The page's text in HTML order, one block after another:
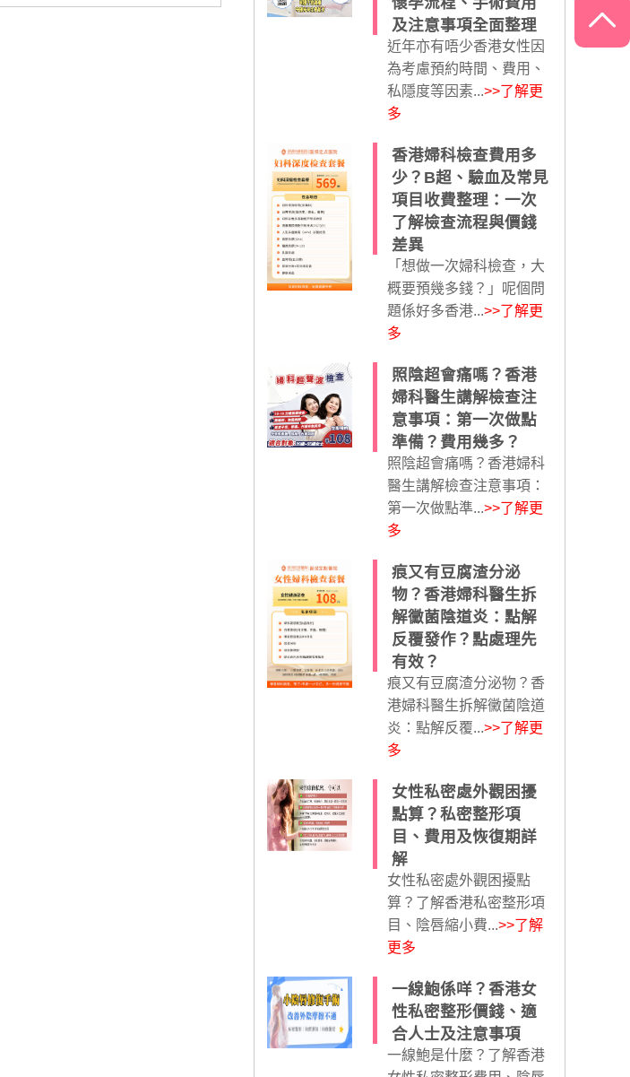
及注意事項全面整理
近年亦有唔少香港女性因
為考慮預約時間、費用、
私隱度等因素...>>了解更
多
香港婦科檢查費用多
少？B超、驗血及常見
項目收費整理：一次
了解檢查流程與價錢
差異
「想做一次婦科檢查，大
概要預幾多錢？」呢個問
題係好多香港...>>了解更
多
照陰超會痛嗎？香港
婦科醫生講解檢查注
意事項：第一次做點
準備？費用幾多？
照陰超會痛嗎？香港婦科
醫生講解檢查注意事項：
第一次做點準...>>了解更
多
痕又有豆腐渣分泌
物？香港婦科醫生拆
解黴菌陰道炎：點解
反覆發作？點處理先
有效？
痕又有豆腐渣分泌物？香
港婦科醫生拆解黴菌陰道
炎：點解反覆...>>了解更
多
女性私密處外觀困擾
點算？私密整形項
目、費用及恢復期詳
解
女性私密處外觀困擾點
算？了解香港私密整形項
目、陰唇縮小費...>>了解
更多
一線鮑係咩？香港女
性私密整形價錢、適
合人士及注意事項
一線鮑是什麼？了解香港